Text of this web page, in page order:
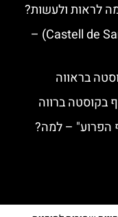
לראות ולעשות?
טירת סנטה קטרינה (Castell de Santa Caterina) –
בראווה
הפרוע" – למה?